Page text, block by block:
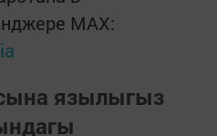
MАХ:
язылыгыз